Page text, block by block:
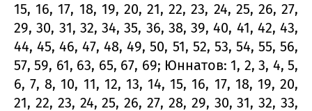
15, 16, 17, 18, 19, 20, 21, 22, 23, 24, 25, 26, 27,
29, 30, 31, 32, 34, 35, 36, 38, 39, 40, 41, 42, 43,
44, 45, 46, 47, 48, 49, 50, 51, 52, 53, 54, 55, 56,
57, 59, 61, 63, 65, 67, 69; Юннатов: 1, 2, 3, 4, 5,
6, 7, 8, 10, 11, 12, 13, 14, 15, 16, 17, 18, 19, 20,
21, 22, 23, 24, 25, 26, 27, 28, 29, 30, 31, 32, 33,